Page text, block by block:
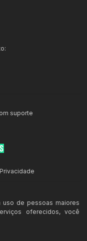
suporte
uso de pessoas maiores
oferecidos, você